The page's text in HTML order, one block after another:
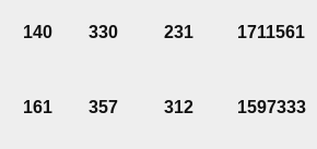
140 330 231 1711561
161 357 312 1597333